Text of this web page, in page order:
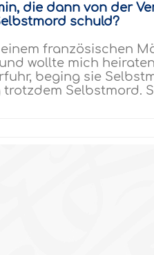
die dann von der
schuld?
französischen
wollte mich
beging sie
Selbstmord.